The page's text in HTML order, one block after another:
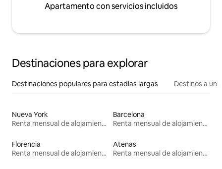
Apartamento con servicios incluidos
Destinaciones para explorar
Destinaciones populares para estadías largas Destinos a un
Nueva York
Renta mensual de alojamientos
Barcelona
Renta mensual de alojamientos
Florencia
Renta mensual de alojamientos
Atenas
Renta mensual de alojamientos